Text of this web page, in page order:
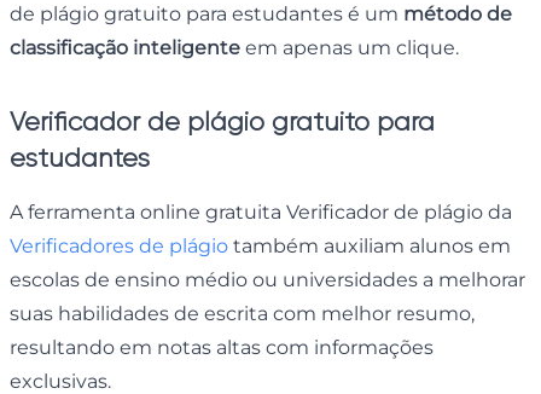
de plágio gratuito para estudantes é um método de
classificação inteligente em apenas um clique.
Verificador de plágio gratuito para
estudantes
A ferramenta online gratuita Verificador de plágio da
Verificadores de plágio também auxiliam alunos em
escolas de ensino médio ou universidades a melhorar
suas habilidades de escrita com melhor resumo,
resultando em notas altas com informações
exclusivas.